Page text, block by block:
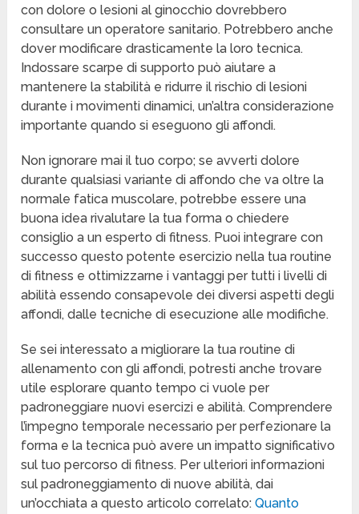
con dolore o lesioni al ginocchio dovrebbero
consultare un operatore sanitario. Potrebbero anche
dover modificare drasticamente la loro tecnica.
Indossare scarpe di supporto può aiutare a
mantenere la stabilità e ridurre il rischio di lesioni
durante i movimenti dinamici, un’altra considerazione
importante quando si eseguono gli affondi.
Non ignorare mai il tuo corpo; se avverti dolore
durante qualsiasi variante di affondo che va oltre la
normale fatica muscolare, potrebbe essere una
buona idea rivalutare la tua forma o chiedere
consiglio a un esperto di fitness. Puoi integrare con
successo questo potente esercizio nella tua routine
di fitness e ottimizzarne i vantaggi per tutti i livelli di
abilità essendo consapevole dei diversi aspetti degli
affondi, dalle tecniche di esecuzione alle modifiche.
Se sei interessato a migliorare la tua routine di
allenamento con gli affondi, potresti anche trovare
utile esplorare quanto tempo ci vuole per
padroneggiare nuovi esercizi e abilità. Comprendere
l’impegno temporale necessario per perfezionare la
forma e la tecnica può avere un impatto significativo
sul tuo percorso di fitness. Per ulteriori informazioni
sul padroneggiamento di nuove abilità, dai
un’occhiata a questo articolo correlato:Quanto